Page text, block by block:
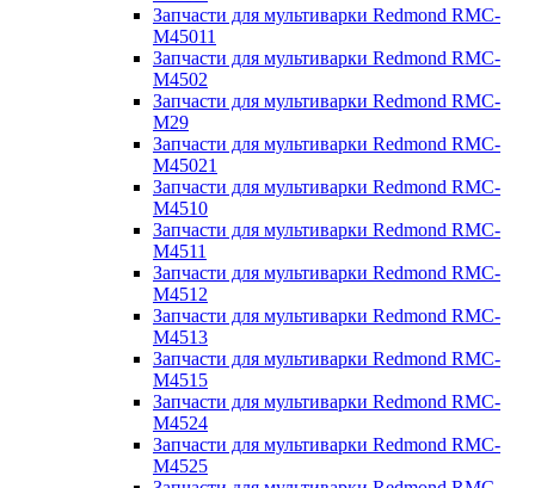
Запчасти для мультиварки Redmond RMC-
M45011
Запчасти для мультиварки Redmond RMC-
M4502
Запчасти для мультиварки Redmond RMC-
M29
Запчасти для мультиварки Redmond RMC-
M45021
Запчасти для мультиварки Redmond RMC-
M4510
Запчасти для мультиварки Redmond RMC-
M4511
Запчасти для мультиварки Redmond RMC-
M4512
Запчасти для мультиварки Redmond RMC-
M4513
Запчасти для мультиварки Redmond RMC-
M4515
Запчасти для мультиварки Redmond RMC-
M4524
Запчасти для мультиварки Redmond RMC-
M4525